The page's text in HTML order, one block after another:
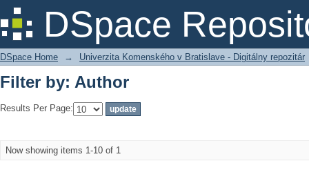
DSpace
Filter by: Author
DSpace Home → Univerzita Komenského v Bratislave - Digitálny repozitár
Filter by: Author
Results Per Page:
Now showing items 1-10 of 1